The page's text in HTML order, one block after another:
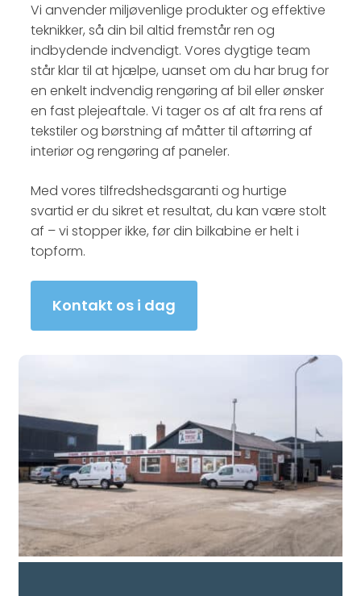
Vi anvender miljøvenlige produkter og effektive
teknikker, så din bil altid fremstår ren og
indbydende indvendigt. Vores dygtige team
står klar til at hjælpe, uanset om du har brug for
en enkelt indvendig rengøring af bil eller ønsker
en fast plejeaftale. Vi tager os af alt fra rens af
tekstiler og børstning af måtter til aftørring af
interiør og rengøring af paneler.
Med vores tilfredshedsgaranti og hurtige
svartid er du sikret et resultat, du kan være stolt
af – vi stopper ikke, før din bilkabine er helt i
topform.
Kontakt os i dag